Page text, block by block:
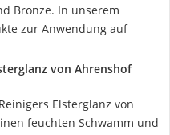
Bronze. In unserem
zur Anwendung auf
von Ahrenshof
Elsterglanz von
feuchten Schwamm und